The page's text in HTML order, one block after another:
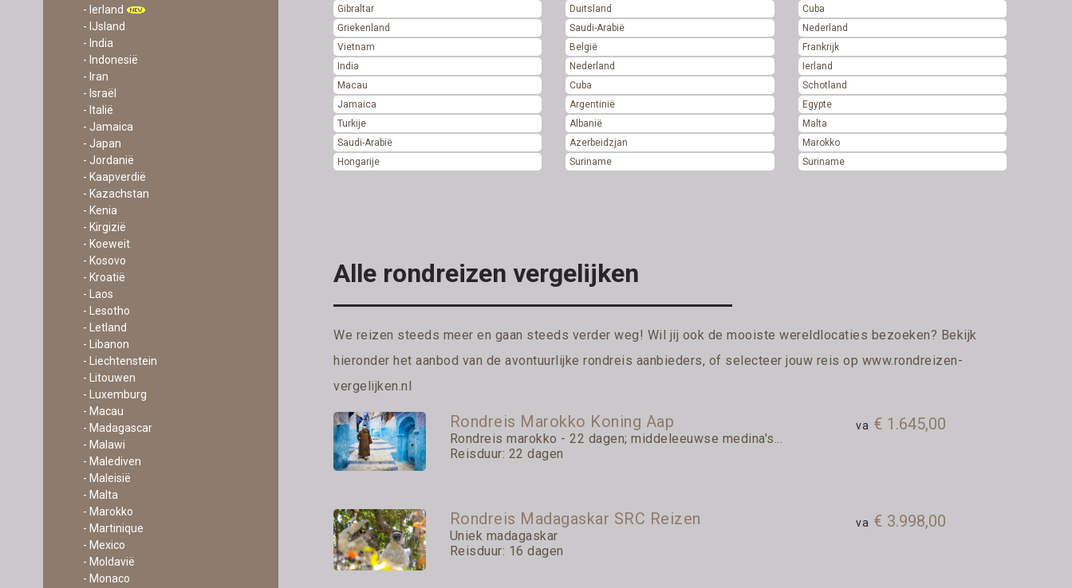
- Ierland
- IJsland
- India
- Indonesië
- Iran
- Israël
- Italië
- Jamaica
- Japan
- Jordanië
- Kaapverdië
- Kazachstan
- Kenia
- Kirgizië
- Koeweit
- Kosovo
- Kroatië
- Laos
- Lesotho
- Letland
- Libanon
- Liechtenstein
- Litouwen
- Luxemburg
- Macau
- Madagascar
- Malawi
- Malediven
- Maleisië
- Malta
- Marokko
- Martinique
- Mexico
- Moldavië
- Monaco
Gibraltar
Griekenland
Vietnam
India
Macau
Jamaica
Turkije
Saudi-Arabië
Hongarije
Duitsland
Saudi-Arabië
België
Nederland
Cuba
Argentinië
Albanië
Azerbeidzjan
Suriname
Cuba
Nederland
Frankrijk
Ierland
Schotland
Egypte
Malta
Marokko
Suriname
Alle rondreizen vergelijken
We reizen steeds meer en gaan steeds verder weg! Wil jij ook de mooiste wereldlocaties bezoeken? Bekijk
hieronder het aanbod van de avontuurlijke rondreis aanbieders, of selecteer jouw reis op www.rondreizen-
vergelijken.nl
Rondreis Marokko Koning Aap
Rondreis marokko - 22 dagen; middeleeuwse medina's...
Reisduur: 22 dagen
va € 1.645,00
Rondreis Madagaskar SRC Reizen
Uniek madagaskar
Reisduur: 16 dagen
va € 3.998,00